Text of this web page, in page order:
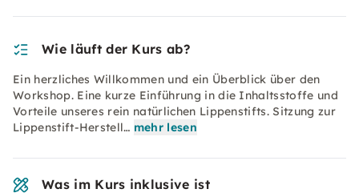
Wie läuft der Kurs ab?
Ein herzliches Willkommen und ein Überblick über den
Workshop. Eine kurze Einführung in die Inhaltsstoffe und
Vorteile unseres rein natürlichen Lippenstifts. Sitzung zur
Lippenstift-Herstell… mehr lesen
Was im Kurs inklusive ist